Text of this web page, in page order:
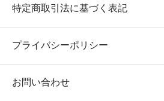
特定商取引法に基づく表記
プライバシーポリシー
お問い合わせ